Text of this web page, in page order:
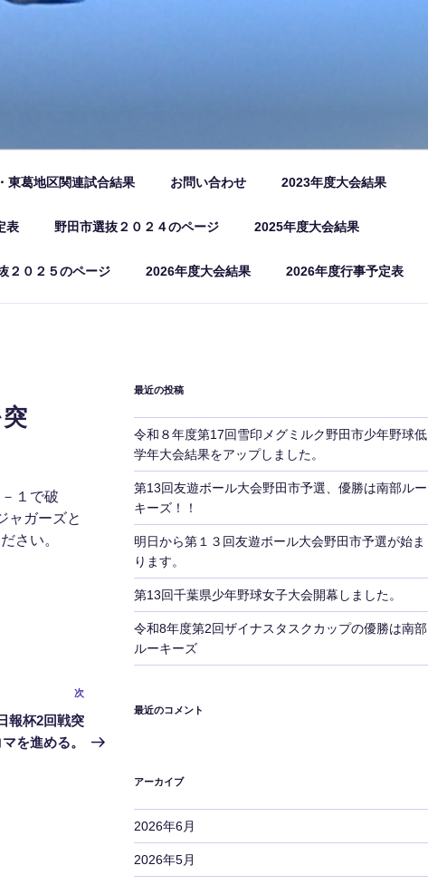
東葛地区関連試合結果 お問い合わせ 2023年度大会結果
表 野田市選抜２０２４のページ 2025年度大会結果
２０２５のページ 2026年度大会結果 2026年度行事予定表
１で破
ャガーズと
さい。
次
の
投
次
報杯2回戦突
を進める。
最近の投稿
令和８年度第17回雪印メグミルク野田市少年野球低
学年大会結果をアップしました。
第13回友遊ボール大会野田市予選、優勝は南部ルー
キーズ！！
明日から第１３回友遊ボール大会野田市予選が始ま
ります。
第13回千葉県少年野球女子大会開幕しました。
令和8年度第2回ザイナスタスクカップの優勝は南部
ルーキーズ
最近のコメント
アーカイブ
2026年6月
2026年5月